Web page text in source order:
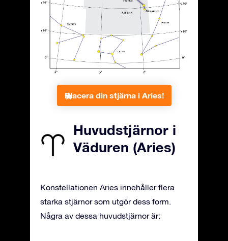
Placera din stjärna i Aries!
Huvudstjärnor i
Väduren (Aries)
Konstellationen Aries innehåller flera
starka stjärnor som utgör dess form.
Några av dessa huvudstjärnor är: